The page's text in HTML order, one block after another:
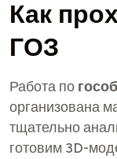
Как про
ГОЗ
Работа по
организована
тщательно
готовим 3D-